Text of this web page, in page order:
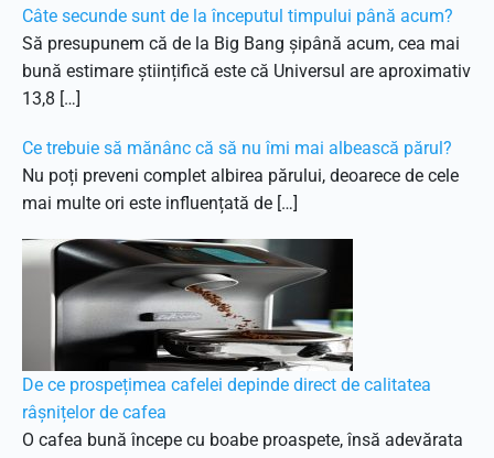
Câte secunde sunt de la începutul timpului până acum?
Să presupunem că de la Big Bang șipână acum, cea mai
bună estimare științifică este că Universul are aproximativ
13,8 […]
Ce trebuie să mănânc că să nu îmi mai albească părul?
Nu poți preveni complet albirea părului, deoarece de cele
mai multe ori este influențată de […]
De ce prospețimea cafelei depinde direct de calitatea
râșnițelor de cafea
O cafea bună începe cu boabe proaspete, însă adevărata